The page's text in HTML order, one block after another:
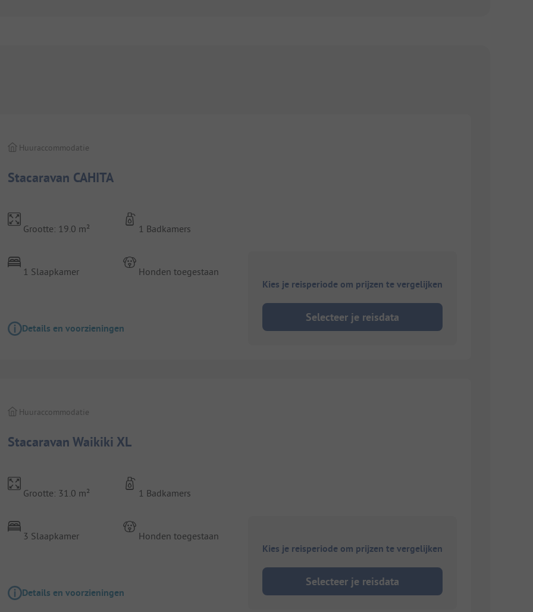
Stacaravan CAHITA
Huuraccommodatie
Grootte: 19.0 m²
1 Slaapkamer
1 Badkamers
Honden toegestaan
Details en voorzieningen
Kies je reisperiode om prijzen te vergelijken
Selecteer je reisdata
Stacaravan Waikiki XL
Huuraccommodatie
Grootte: 31.0 m²
3 Slaapkamer
1 Badkamers
Honden toegestaan
Details en voorzieningen
Kies je reisperiode om prijzen te vergelijken
Selecteer je reisdata